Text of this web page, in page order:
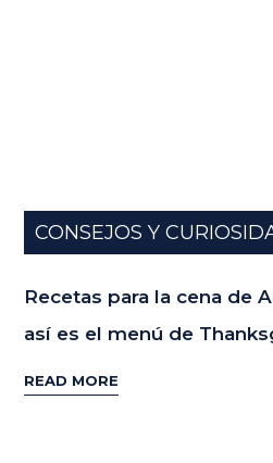
CONSEJOS Y
Recetas para la cena de
así es el menú de
READ MORE